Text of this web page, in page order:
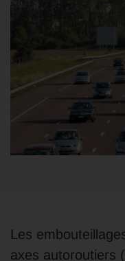
Les
axes autoroutiers